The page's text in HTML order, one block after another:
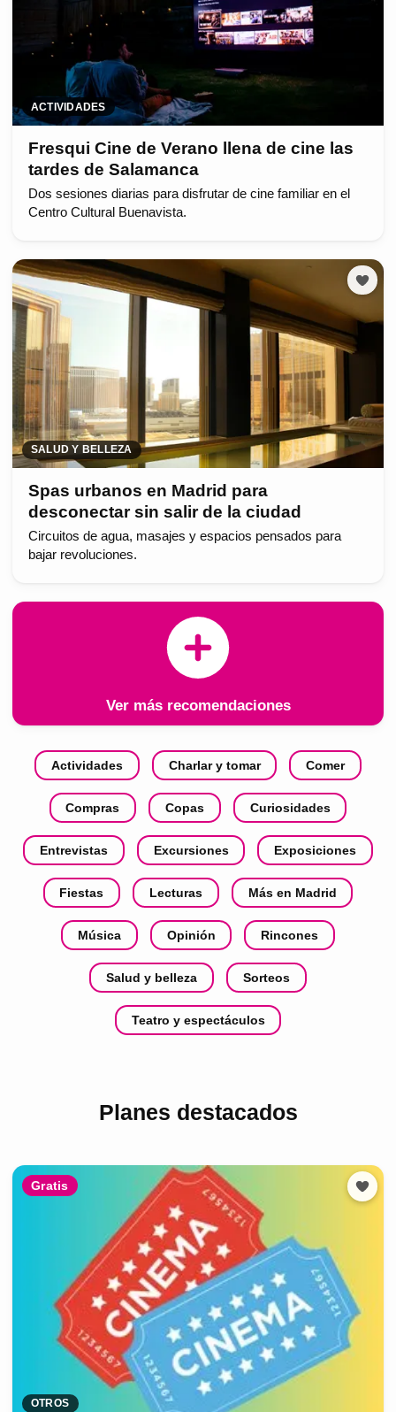
ACTIVIDADES
Fresqui Cine de Verano llena de cine las
tardes de Salamanca
Dos sesiones diarias para disfrutar de cine familiar en el
Centro Cultural Buenavista.
SALUD Y BELLEZA
Spas urbanos en Madrid para
desconectar sin salir de la ciudad
Circuitos de agua, masajes y espacios pensados para
bajar revoluciones.
Ver más recomendaciones
Actividades Charlar y tomar Comer
Compras Copas Curiosidades
Entrevistas Excursiones Exposiciones
Fiestas Lecturas Más en Madrid
Música Opinión Rincones
Salud y belleza Sorteos
Teatro y espectáculos
Planes destacados
Gratis
OTROS